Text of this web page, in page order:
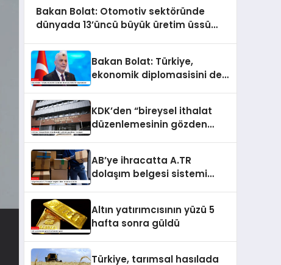
Bakan Bolat: Otomotiv sektöründe
dünyada 13’üncü büyük üretim üssü
Bakan Bolat: Türkiye,
ekonomik diplomasisini de
KDK’den “bireysel ithalat
düzenlemesinin gözden
AB’ye ihracatta A.TR
dolaşım belgesi sistemi
Altın yatırımcısının yüzü 5
hafta sonra güldü
Türkiye, tarımsal hasılada